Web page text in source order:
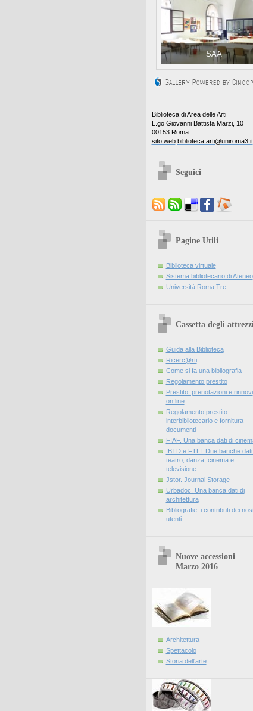
SAA
Biblioteca di Area delle Arti
L.go Giovanni Battista Marzi, 10
00153 Roma
sito web biblioteca.arti@uniroma3.it
Seguici
Pagine Utili
Biblioteca virtuale
Sistema bibliotecario di Ateneo
Università Roma Tre
Cassetta degli attrezzi
Guida alla Biblioteca
Ricerc@rti
Come si fa una bibliografia
Regolamento prestito
Prestito: prenotazioni e rinnovi
on line
Regolamento prestito
interbibliotecario e fornitura
documenti
FIAF. Una banca dati di
IBTD e FTLI. Due banche dati
teatro, danza, cinema e
televisione
Jstor. Journal Storage
Urbadoc. Una banca dati di
architettura
Bibliografie: i contributi dei
utenti
Nuove accessioni
Marzo 2016
Architettura
Spettacolo
Storia dell'arte